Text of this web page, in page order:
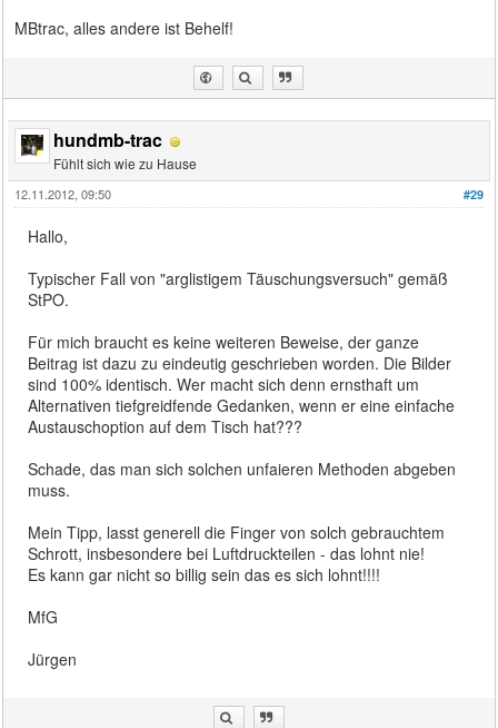
MBtrac, alles andere ist Behelf!
hundmb-trac
Fühlt sich wie zu Hause
#29
12.11.2012, 09:50
Hallo,
Typischer Fall von "arglistigem Täuschungsversuch" gemäß
StPO.
Für mich braucht es keine weiteren Beweise, der ganze
Beitrag ist dazu zu eindeutig geschrieben worden. Die Bilder
sind 100% identisch. Wer macht sich denn ernsthaft um
Alternativen tiefgreidfende Gedanken, wenn er eine einfache
Austauschoption auf dem Tisch hat???
Schade, das man sich solchen unfaieren Methoden abgeben
muss.
Mein Tipp, lasst generell die Finger von solch gebrauchtem
Schrott, insbesondere bei Luftdruckteilen - das lohnt nie!
Es kann gar nicht so billig sein das es sich lohnt!!!!
MfG
Jürgen